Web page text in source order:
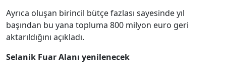
Ayrıca oluşan birincil bütçe fazlası sayesinde yıl
başından bu yana topluma 800 milyon euro geri
aktarıldığını açıkladı.
Selanik Fuar Alanı yenilenecek